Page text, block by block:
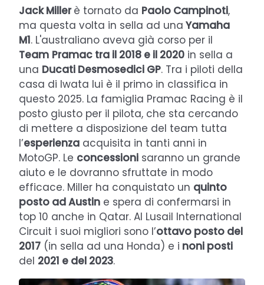
Jack Millerè tornato da Paolo Campinoti,
ma questa volta in sella ad una Yamaha
M1. L'australiano aveva già corso per il
Team Pramac tra il 2018 e il 2020 in sella a
una Ducati Desmosedici GP. Tra i piloti della
casa di Iwata lui è il primo in classifica in
questo 2025. La famiglia Pramac Racing è il
posto giusto per il pilota, che sta cercando
di mettere a disposizione del team tutta
l’esperienza acquisita in tanti anni in
MotoGP. Le concessioni saranno un grande
aiuto e le dovranno sfruttate in modo
efficace. Miller ha conquistato un quinto
posto ad Austin e spera di confermarsi in
top 10 anche in Qatar. Al Lusail International
Circuit i suoi migliori sono l’ottavo posto del
2017 (in sella ad una Honda) e i noni posti
del 2021 e del 2023.